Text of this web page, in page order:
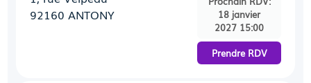
92160 ANTONY
18 janvier
2027 15:00
Prendre RDV